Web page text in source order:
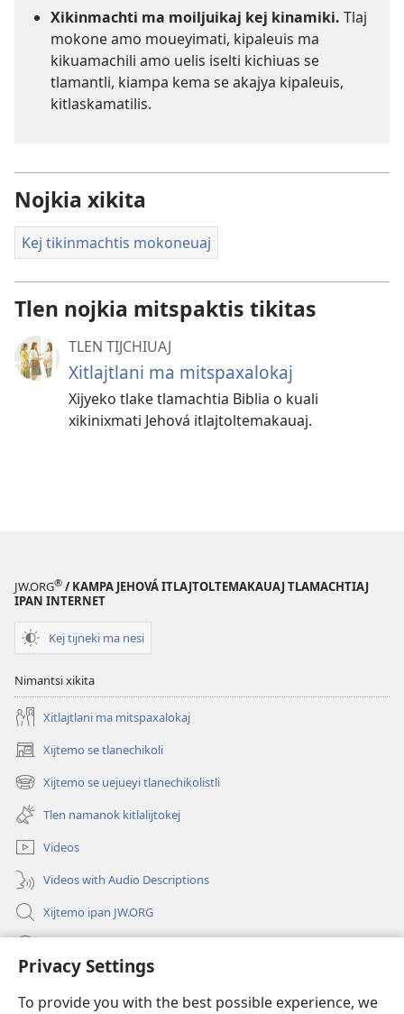
Privacy Settings
To provide you with the best possible experience, we
Xikinmachti ma moiljuikaj kej kinamiki. Tlaj
mokone amo moueyimati, kipaleuis ma
kikuamachili amo uelis iselti kichiuas se
tlamantli, kiampa kema se akajya kipaleuis,
kitlaskamatilis.
Nojkia xikita
Kej tikinmachtis mokoneuaj
Tlen nojkia mitspaktis tikitas
TLEN TIJCHIUAJ
Xitlajtlani ma mitspaxalokaj
Xijyeko tlake tlamachtia Biblia o kuali
xikinixmati Jehová itlajtoltemakauaj.
JW.ORG® / KAMPA JEHOVÁ ITLAJTOLTEMAKAUAJ TLAMACHTIAJ
IPAN INTERNET
Kej tijneki ma nesi
Nimantsi xikita
Xitlajtlani ma mitspaxalokaj
Xijtemo se tlanechikoli
(opens
new
window)
Xijtemo se uejueyi tlanechikolistli
(opens
new
window)
Tlen namanok kitlalijtokej
Videos
Videos with Audio Descriptions
Xijtemo ipan JW.ORG
(opens